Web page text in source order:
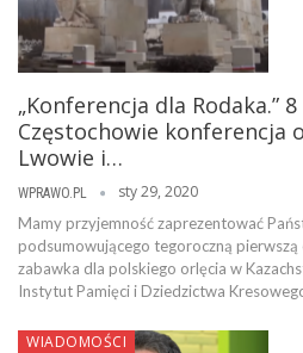
„Konferencja dla Rodaka.”
Częstochowie konferencja
Lwowie i…
WPRAWO.PL sty 29, 2020
Mamy przyjemność zaprezentować
podsumowującego tegoroczną
zabawka dla polskiego orlęcia w
Instytut Pamięci i Dziedzictwa
WIADOMOŚCI